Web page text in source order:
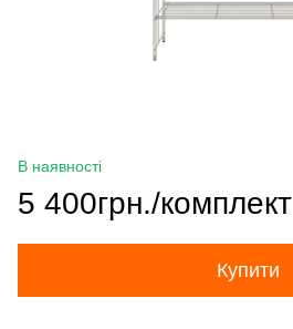
В наявності
5 400грн./комплект
Купити